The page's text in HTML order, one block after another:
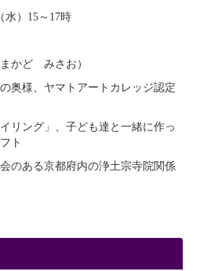
水）15～17時
かど みさお）
様、ヤマトアートカレッジ認定
リング」、子ども達と一緒に作っ
ト
のある京都府内の浄土宗寺院関係